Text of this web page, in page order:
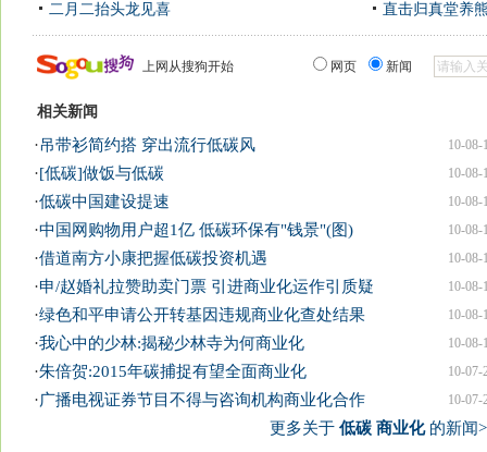
二月二抬头龙见喜 直击归真堂养
上网从搜狗开始 网页 新闻
相关新闻
10-08-
·吊带衫简约搭 穿出流行低碳风
10-08-
·[低碳]做饭与低碳
10-08-
·低碳中国建设提速
10-08-
·中国网购物用户超1亿 低碳环保有"钱景"(图)
10-08-
·借道南方小康把握低碳投资机遇
10-08-
·申/赵婚礼拉赞助卖门票 引进商业化运作引质疑
10-08-
·绿色和平申请公开转基因违规商业化查处结果
10-08-
·我心中的少林:揭秘少林寺为何商业化
10-07-
·朱倍贺:2015年碳捕捉有望全面商业化
10-07-
·广播电视证券节目不得与咨询机构商业化合作
更多关于 低碳 商业化的新闻